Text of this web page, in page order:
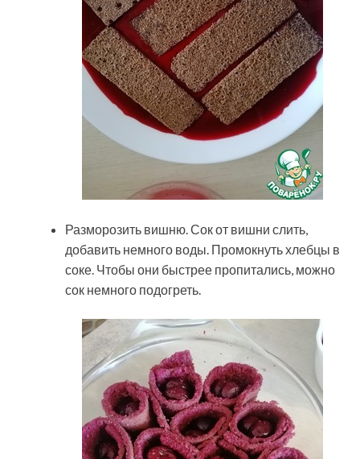
Разморозить вишню. Сок от вишни слить,
добавить немного воды. Промокнуть хлебцы в
соке. Чтобы они быстрее пропитались, можно
сок немного подогреть.